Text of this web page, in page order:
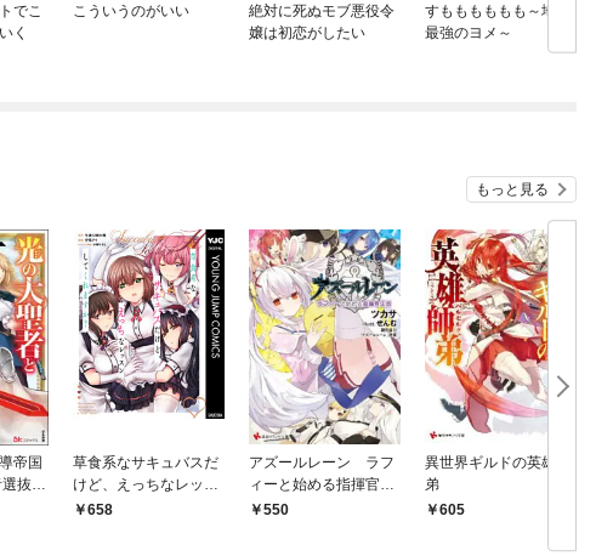
でこ
く
こういうのがいい
絶対に死ぬモブ悪役令
嬢は初恋がしたい
すもももももも～地上
最強のヨメ～
もっと見る
帝国
抜レ
放、
草食系なサキュバスだ
けど、えっちなレッス
ンしてくれますか？
658
アズールレーン ラフ
ィーと始める指揮官生
活 ショートストーリ
550
異世界ギルドの英雄師
弟
605